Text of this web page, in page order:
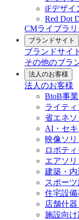
iFデザイ
Red Dot
CMライブラリ
ブランドサイト
ブランドサイト
その他のブラ
法人のお客様
法人のお客様
BtoB事業
ライテ
省エネ
AI・セ
映像ソ
ロボテ
エアソ
建築・
スポー
住宅設備
店舗什
施設向